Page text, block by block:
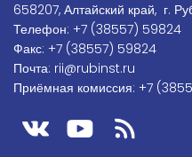
658207, Алтайский край, г.
Телефон: +7 (38557) 59824
Факс: +7 (38557) 59824
Почта: rii@rubinst.ru
Приёмная комиссия: +7